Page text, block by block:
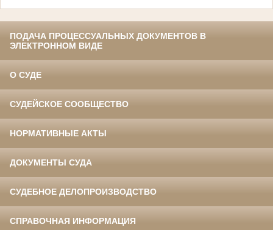
ПОДАЧА ПРОЦЕССУАЛЬНЫХ ДОКУМЕНТОВ В
ЭЛЕКТРОННОМ ВИДЕ
О СУДЕ
СУДЕЙСКОЕ СООБЩЕСТВО
НОРМАТИВНЫЕ АКТЫ
ДОКУМЕНТЫ СУДА
СУДЕБНОЕ ДЕЛОПРОИЗВОДСТВО
СПРАВОЧНАЯ ИНФОРМАЦИЯ